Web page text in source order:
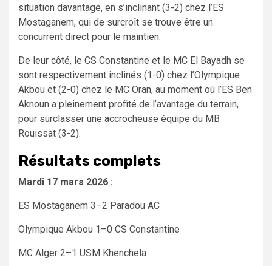
situation davantage, en s’inclinant (3-2) chez l’ES
Mostaganem, qui de surcroît se trouve être un
concurrent direct pour le maintien.
De leur côté, le CS Constantine et le MC El Bayadh se
sont respectivement inclinés (1-0) chez l’Olympique
Akbou et (2-0) chez le MC Oran, au moment où l’ES Ben
Aknoun a pleinement profité de l’avantage du terrain,
pour surclasser une accrocheuse équipe du MB
Rouissat (3-2).
Résultats complets
Mardi 17 mars 2026 :
ES Mostaganem 3–2 Paradou AC
Olympique Akbou 1–0 CS Constantine
MC Alger 2–1 USM Khenchela